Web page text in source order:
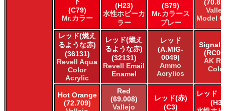
(C79)
Mr.カラー
(H23)
水性ホビーカ
ラー
(S79)
Mr.カラース
プレー
Model
レッド(燃え
るような赤)
(36131)
Revell Aqua
Color
Acrylic
レッド(燃え
るような赤)
(32131)
Revell Email
Enamel
レッド
(A.MIG-
0049)
Ammo
Acrylics
Signal
AK
Hot Orange
(72.709)
Red
(69.008)
Vallejo
レッド(赤)
(C3)
レッド
(H3)